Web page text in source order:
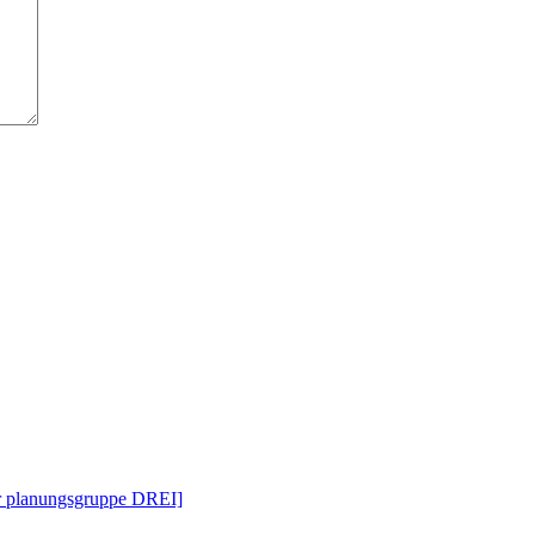
planungsgruppe DREI]